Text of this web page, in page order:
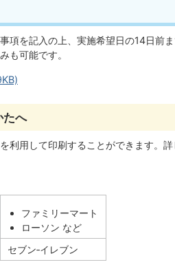
項を記入の上、実施希望日の14日前
も可能です。
たへ
利用して印刷することができます。
ファミリーマート
ローソン など
セブン‐イレブン